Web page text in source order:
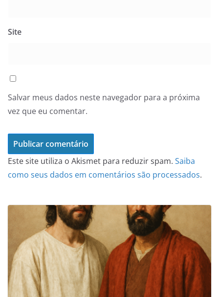
Site
Salvar meus dados neste navegador para a próxima
vez que eu comentar.
Este site utiliza o Akismet para reduzir spam. Saiba
como seus dados em comentários são processados.